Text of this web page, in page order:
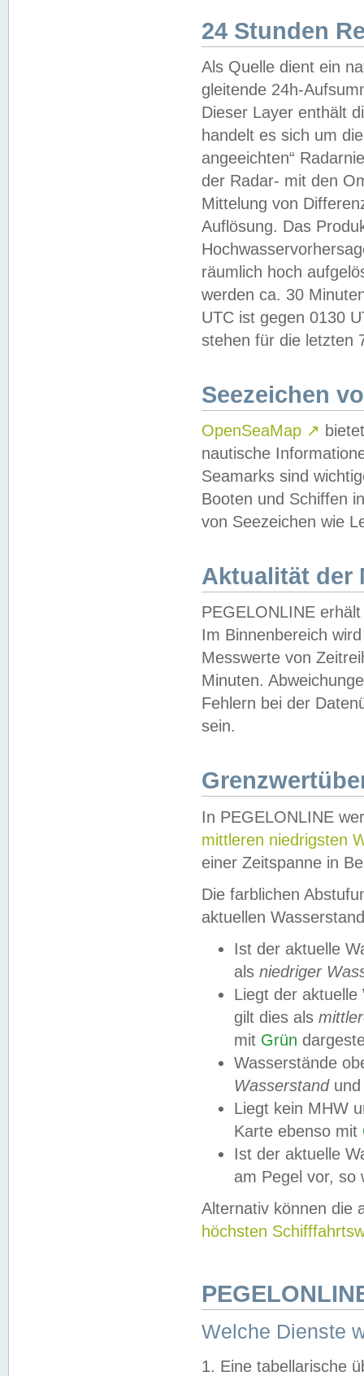
24 Stunden
Als Quelle dient ein
gleitende 24h-
Dieser Layer enthält
handelt es sich um
angeeichten“
der Radar- mit den
Mittelung von
Auflösung. Das
räumlich hoch
werden ca. 30
UTC ist gegen 0130
stehen für die letzten
Seezeichen
OpenSeaMap ↗
nautische
Seamarks sind
Booten und Schiffen
von Seezeichen wie
Aktualität der
PEGELONLINE
Im Binnenbereich
Messwerte von
Minuten.
Fehlern bei der
sein.
In PEGELONLINE
mittleren niedrigsten
einer Zeitspanne in
Die farblichen
aktuellen
Ist der aktuelle
als niedriger
Liegt der
gilt dies als
mit Grün
Wasserstände
Wasserstandund
Liegt kein MHW
Karte ebenso mit
Ist der aktuelle
am Pegel vor,
Alternativ können die
höchsten
Welche Dienste
1. Eine tabellarische